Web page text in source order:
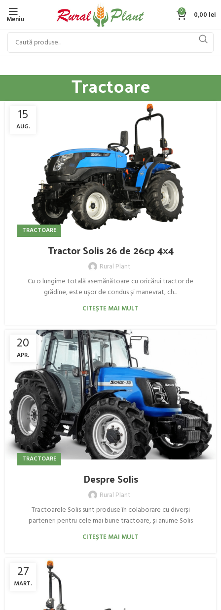
Meniu
0 0,00 lei
Tractoare
15
AUG.
TRACTOARE
Tractor Solis 26 de 26cp 4×4
Rural Plant
Cu o lungime totală asemănătoare cu oricărui tractor de
grădine, este ușor de condus și manevrat, ch...
CITEȘTE MAI MULT
20
APR.
TRACTOARE
Despre Solis
Rural Plant
Tractoarele Solis sunt produse în colaborare cu diverși
parteneri pentru cele mai bune tractoare, și anume Solis
CITEȘTE MAI MULT
27
MART.